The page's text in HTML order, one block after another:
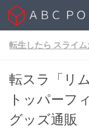
Skip to content
転生したら スライ
転スラ「リ
トッパーフ
グッズ通販